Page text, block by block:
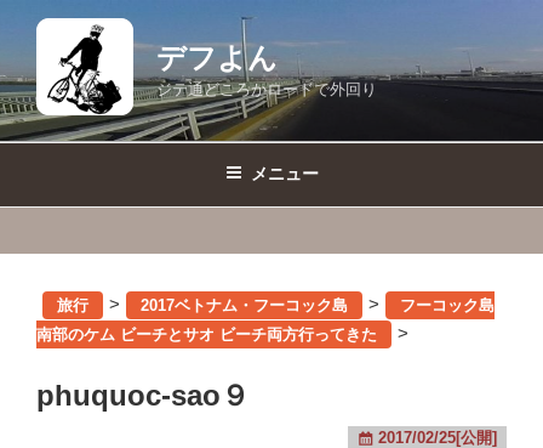
テ
ン
ツ
デフよん
ジテ通どころかロードで外回り
メニュー
旅行 > 2017ベトナム・フーコック島 >
フーコック島
南部のケム ビーチとサオ ビーチ両方行ってきた
>
phuquoc-sao９
2017/02/25[公開]